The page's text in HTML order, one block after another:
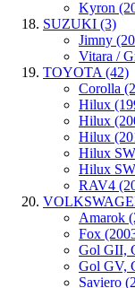
Kyron
SUZUKI (3)
Jimny
Vitara /
TOYOTA (42)
Corolla
Hilux
Hilux
Hilux
Hilux
Hilux
RAV4
Amarok
Fox
Gol GII,
Gol GV,
Saviero